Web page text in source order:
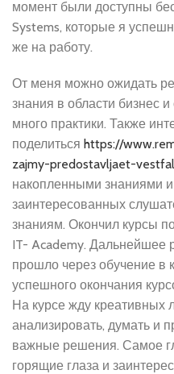
момент были доступны
Systems, которые я
же на работу.
От меня можно ожидать
знания в области бизнес
много практики. Также
поделиться https://
zajmy-predostavljaet-
накопленными знаниями
заинтересованных
знаниям. Окончил курсы
IT- Academy. Дальнейшее
прошло через обучение в
успешного окончания
На курсе жду креативных
анализировать, думать и
важные решения. Самое
горящие глаза и